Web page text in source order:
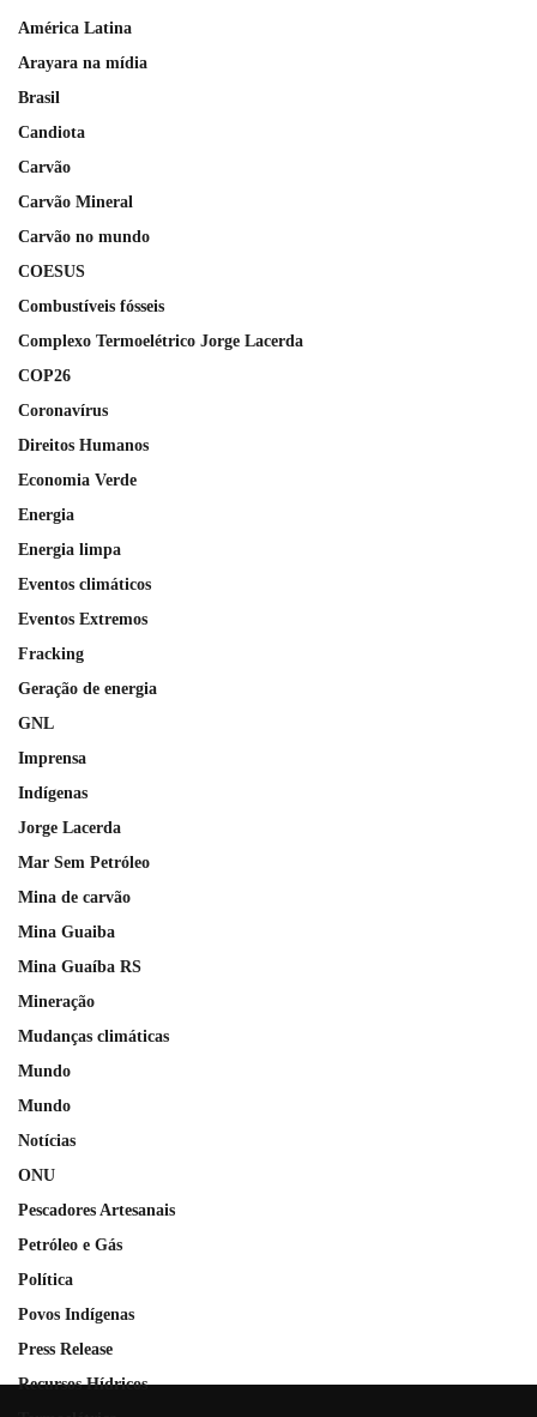
América Latina
Arayara na mídia
Brasil
Candiota
Carvão
Carvão Mineral
Carvão no mundo
COESUS
Combustíveis fósseis
Complexo Termoelétrico Jorge Lacerda
COP26
Coronavírus
Direitos Humanos
Economia Verde
Energia
Energia limpa
Eventos climáticos
Eventos Extremos
Fracking
Geração de energia
GNL
Imprensa
Indígenas
Jorge Lacerda
Mar Sem Petróleo
Mina de carvão
Mina Guaiba
Mina Guaíba RS
Mineração
Mudanças climáticas
Mundo
Mundo
Notícias
ONU
Pescadores Artesanais
Petróleo e Gás
Política
Povos Indígenas
Press Release
Recursos Hídricos